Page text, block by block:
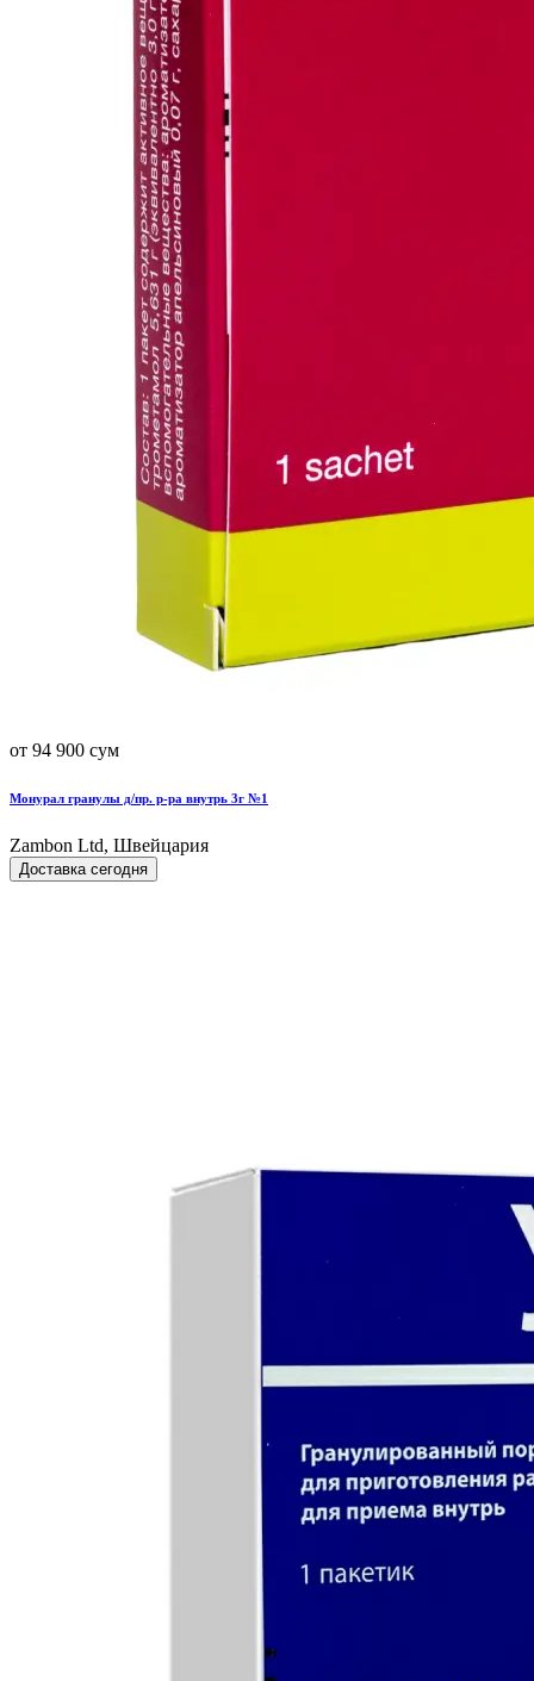
от 94 900 сум
Монурал гранулы д/пр. р-ра внутрь 3г №1
Zambon Ltd, Швейцария
Доставка сегодня